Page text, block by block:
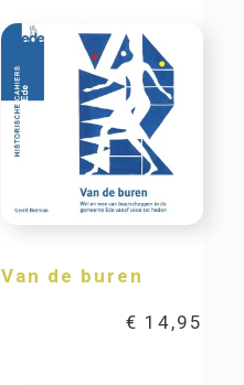
Van de buren
€ 14,95